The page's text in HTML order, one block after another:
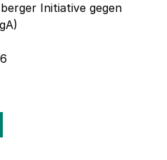
Initiative gegen